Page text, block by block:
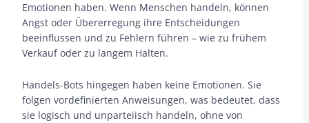
Emotionen haben. Wenn Menschen handeln, können
Angst oder Übererregung ihre Entscheidungen
beeinflussen und zu Fehlern führen – wie zu frühem
Verkauf oder zu langem Halten.
Handels-Bots hingegen haben keine Emotionen. Sie
folgen vordefinierten Anweisungen, was bedeutet, dass
sie logisch und unparteiisch handeln, ohne von